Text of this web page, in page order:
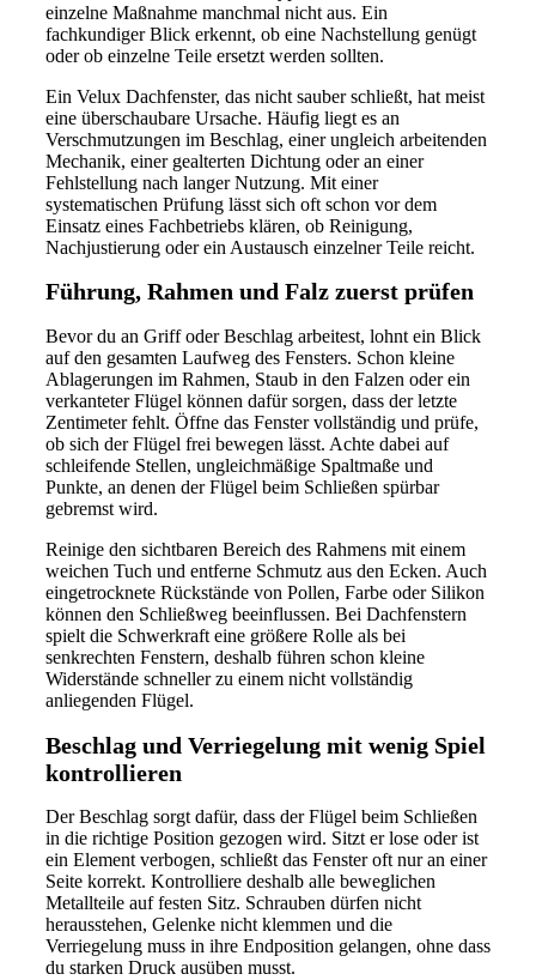
einzelne Maßnahme manchmal nicht aus. Ein
fachkundiger Blick erkennt, ob eine Nachstellung genügt
oder ob einzelne Teile ersetzt werden sollten.
Ein Velux Dachfenster, das nicht sauber schließt, hat meist
eine überschaubare Ursache. Häufig liegt es an
Verschmutzungen im Beschlag, einer ungleich arbeitenden
Mechanik, einer gealterten Dichtung oder an einer
Fehlstellung nach langer Nutzung. Mit einer
systematischen Prüfung lässt sich oft schon vor dem
Einsatz eines Fachbetriebs klären, ob Reinigung,
Nachjustierung oder ein Austausch einzelner Teile reicht.
Führung, Rahmen und Falz zuerst prüfen
Bevor du an Griff oder Beschlag arbeitest, lohnt ein Blick
auf den gesamten Laufweg des Fensters. Schon kleine
Ablagerungen im Rahmen, Staub in den Falzen oder ein
verkanteter Flügel können dafür sorgen, dass der letzte
Zentimeter fehlt. Öffne das Fenster vollständig und prüfe,
ob sich der Flügel frei bewegen lässt. Achte dabei auf
schleifende Stellen, ungleichmäßige Spaltmaße und
Punkte, an denen der Flügel beim Schließen spürbar
gebremst wird.
Reinige den sichtbaren Bereich des Rahmens mit einem
weichen Tuch und entferne Schmutz aus den Ecken. Auch
eingetrocknete Rückstände von Pollen, Farbe oder Silikon
können den Schließweg beeinflussen. Bei Dachfenstern
spielt die Schwerkraft eine größere Rolle als bei
senkrechten Fenstern, deshalb führen schon kleine
Widerstände schneller zu einem nicht vollständig
anliegenden Flügel.
Beschlag und Verriegelung mit wenig Spiel
kontrollieren
Der Beschlag sorgt dafür, dass der Flügel beim Schließen
in die richtige Position gezogen wird. Sitzt er lose oder ist
ein Element verbogen, schließt das Fenster oft nur an einer
Seite korrekt. Kontrolliere deshalb alle beweglichen
Metallteile auf festen Sitz. Schrauben dürfen nicht
herausstehen, Gelenke nicht klemmen und die
Verriegelung muss in ihre Endposition gelangen, ohne dass
du starken Druck ausüben musst.